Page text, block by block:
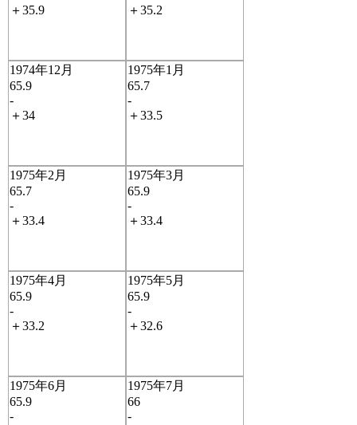
＋35.9
＋35.2
1974年12月
65.9
-
＋34
1975年1月
65.7
-
＋33.5
1975年2月
65.7
-
＋33.4
1975年3月
65.9
-
＋33.4
1975年4月
65.9
-
＋33.2
1975年5月
65.9
-
＋32.6
1975年6月
65.9
-
1975年7月
66
-